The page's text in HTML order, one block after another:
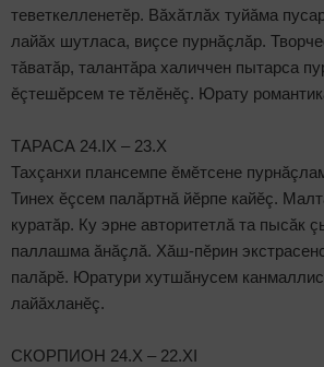
теветкелленетӗр. Вăхăтлăх туйăма
лайăх шутласа, виçсе пурнăçлăр.
тăватăр, талантăра халиччен пытарса
ӗçтешӗрсем те тӗлӗнӗç. Юрату
ТАРАСА 24.IX – 23.X
Тахçанхи плансемпе ӗмӗтсене
Тинех ӗçсем палăртнă йӗрпе кайӗç.
куратăр. Ку эрне авторитетлă та пысăк
паллашма ăнăçлă. Хăш-пӗрин
палăрӗ. Юратури хутшăнусем
лайăхланӗç.
СКОРПИОН 24.X – 22.XI